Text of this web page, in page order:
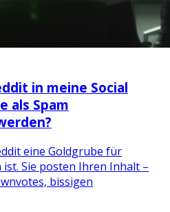
in meine Social
als Spam
eine Goldgrube für
Sie posten Ihren Inhalt –
bissigen